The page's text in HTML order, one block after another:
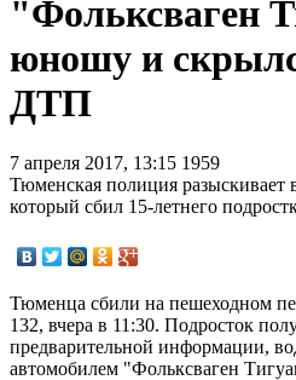
"Фольксваген
юношу и
ДТП
7 апреля 2017, 13:15 1959
Тюменская полиция разыскивает
который сбил 15-летнего
Тюменца сбили на пешеходном
132, вчера в 11:30. Подросток
предварительной информации,
автомобилем "Фольксваген